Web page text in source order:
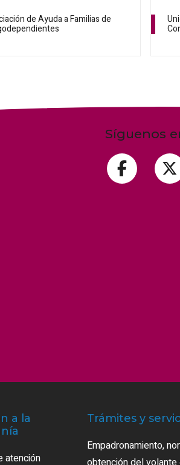
de Ayuda a Familias de
Síguenos
a la
atención
Trámites y
Empadronamiento,